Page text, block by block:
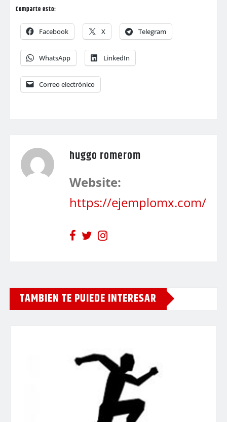
Comparte esto:
Facebook X Telegram
WhatsApp LinkedIn
Correo electrónico
huggo romerom
Website:
https://ejemplomx.com/
TAMBIEN TE PUIEDE INTERESAR